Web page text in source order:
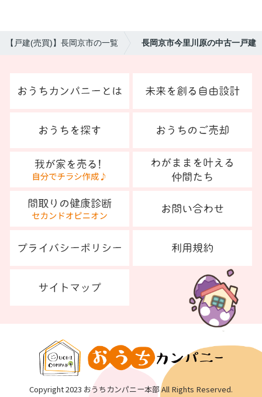
【戸建(売買)】長岡京市の一覧 長岡京市今里川原の中古一戸建
Copyright 2023 おうちカンパニー本部 All Rights Reserved.